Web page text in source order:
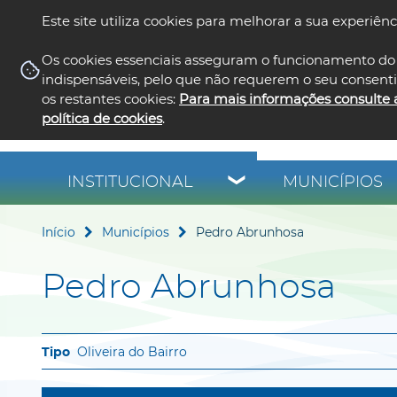
Este site utiliza cookies para melhorar a sua
Os cookies essenciais asseguram o funcionamento do
indispensáveis, pelo que não requerem o seu
os restantes cookies: Para mais informações consulte
política de cookies.
INSTITUCIONAL MUNICÍPIOS
Início Municípios Pedro Abrunhosa
Pedro Abrunhosa
Oliveira do Bairro